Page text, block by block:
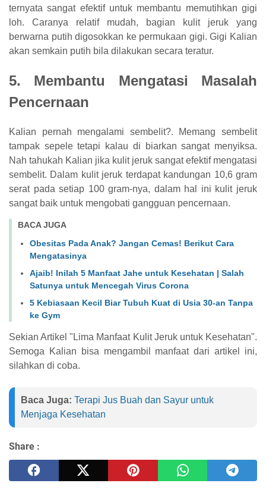
ternyata sangat efektif untuk membantu memutihkan gigi
loh. Caranya relatif mudah, bagian kulit jeruk yang
berwarna putih digosokkan ke permukaan gigi. Gigi Kalian
akan semkain putih bila dilakukan secara teratur.
5. Membantu Mengatasi Masalah
Pencernaan
Kalian pernah mengalami sembelit?. Memang sembelit
tampak sepele tetapi kalau di biarkan sangat menyiksa.
Nah tahukah Kalian jika kulit jeruk sangat efektif mengatasi
sembelit. Dalam kulit jeruk terdapat kandungan 10,6 gram
serat pada setiap 100 gram-nya, dalam hal ini kulit jeruk
sangat baik untuk mengobati gangguan pencernaan.
BACA JUGA
Obesitas Pada Anak? Jangan Cemas! Berikut Cara
Mengatasinya
Ajaib! Inilah 5 Manfaat Jahe untuk Kesehatan | Salah
Satunya untuk Mencegah Virus Corona
5 Kebiasaan Kecil Biar Tubuh Kuat di Usia 30-an Tanpa
ke Gym
Sekian Artikel "Lima Manfaat Kulit Jeruk untuk Kesehatan".
Semoga Kalian bisa mengambil manfaat dari artikel ini,
silahkan di coba.
Baca Juga: Terapi Jus Buah dan Sayur untuk
Menjaga Kesehatan
Share :